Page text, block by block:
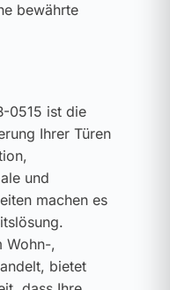
bewährte
0515 ist die
Ihrer Türen
und
machen es
Wohn-,
bietet